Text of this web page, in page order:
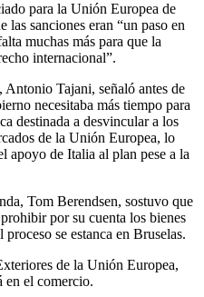
para la Unión Europea de
sanciones eran “un paso en
muchas más para que la
internacional”.
Tajani, señaló antes de
necesitaba más tiempo para
destinada a desvincular a los
de la Unión Europea, lo
apoyo de Italia al plan pese a la
Tom Berendsen, sostuvo que
por su cuenta los bienes
se estanca en Bruselas.
de la Unión Europea,
en el comercio.